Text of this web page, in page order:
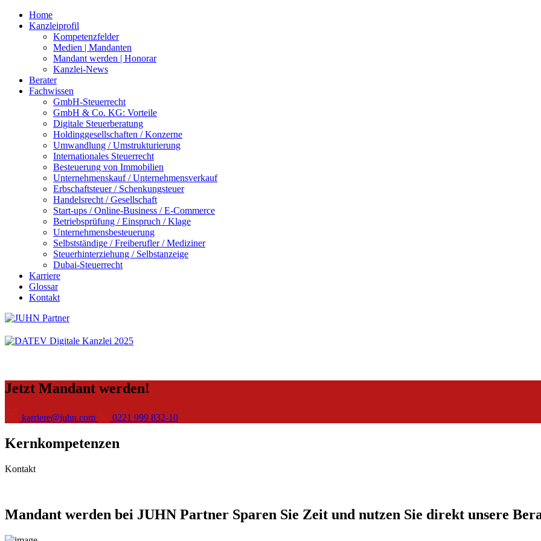
Home
Kanzleiprofil
Kompetenzfelder
Medien | Mandanten
Mandant werden | Honorar
Kanzlei-News
Berater
Fachwissen
GmbH-Steuerrecht
GmbH & Co. KG: Vorteile
Digitale Steuerberatung
Holdinggesellschaften / Konzerne
Umwandlung / Umstrukturierung
Internationales Steuerrecht
Besteuerung von Immobilien
Unternehmenskauf / Unternehmensverkauf
Erbschaftsteuer / Schenkungsteuer
Handelsrecht / Gesellschaft
Start-ups / Online-Business / E-Commerce
Betriebsprüfung / Einspruch / Klage
Unternehmensbesteuerung
Selbstständige / Freiberufler / Mediziner
Steuerhinterziehung / Selbstanzeige
Dubai-Steuerrecht
Karriere
Glossar
Kontakt
Jetzt Mandant werden!
karriere@juhn.com 0221 999 832-10
Kernkompetenzen
Kontakt
Mandant werden bei JUHN Partner Sparen Sie Zeit und nutzen Sie direkt unsere